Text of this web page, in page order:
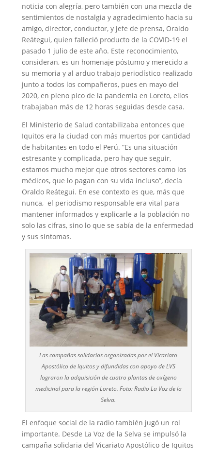
noticia con alegría, pero también con una mezcla de
sentimientos de nostalgia y agradecimiento hacia su
amigo, director, conductor, y jefe de prensa, Oraldo
Reátegui, quien falleció producto de la COVID-19 el
pasado 1 julio de este año. Este reconocimiento,
consideran, es un homenaje póstumo y merecido a
su memoria y al arduo trabajo periodístico realizado
junto a todos los compañeros, pues en mayo del
2020, en pleno pico de la pandemia en Loreto, ellos
trabajaban más de 12 horas seguidas desde casa.
El Ministerio de Salud contabilizaba entonces que
Iquitos era la ciudad con más muertos por cantidad
de habitantes en todo el Perú. “Es una situación
estresante y complicada, pero hay que seguir,
estamos mucho mejor que otros sectores como los
médicos, que lo pagan con su vida incluso”, decía
Oraldo Reátegui. En ese contexto es que, más que
nunca, el periodismo responsable era vital para
mantener informados y explicarle a la población no
solo las cifras, sino lo que se sabía de la enfermedad
y sus síntomas.
Las campañas solidarias organizadas por el Vicariato
Apostólico de Iquitos y difundidas con apoyo de LVS
lograron la adquisición de cuatro plantas de oxígeno
medicinal para la región Loreto. Foto: Radio La Voz de la
Selva.
El enfoque social de la radio también jugó un rol
importante. Desde La Voz de la Selva se impulsó la
campaña solidaria del Vicariato Apostólico de Iquitos